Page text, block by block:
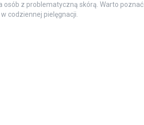
z problematyczną skórą. Warto poznać
codziennej pielęgnacji.